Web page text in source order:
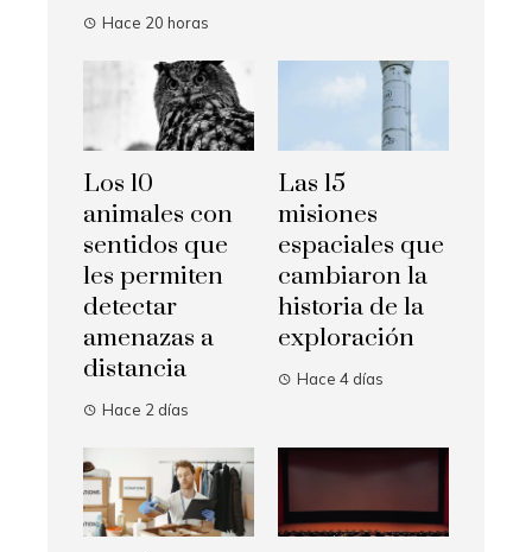
Hace 20 horas
Los 10
animales con
sentidos que
les permiten
detectar
amenazas a
distancia
Hace 2 días
Las 15
misiones
espaciales que
cambiaron la
historia de la
exploración
Hace 4 días